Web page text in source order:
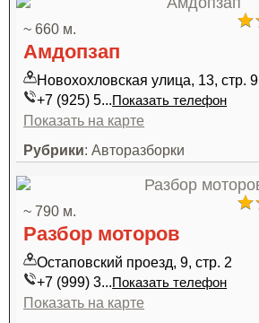
~ 660 м.
Амдопзап
Новохохловская улица, 13, стр. 9
+7 (925) 5...Показать телефон
Показать на карте
Рубрики: Авторазборки
~ 790 м.
Разбор моторов
Остаповский проезд, 9, стр. 2
+7 (999) 3...Показать телефон
Показать на карте